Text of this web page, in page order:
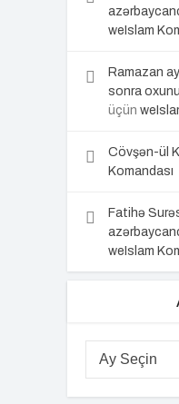
weIslam
Ramazan
sonra
üçün
Cövşən-ül
Komandası
Fatihə
weIslam